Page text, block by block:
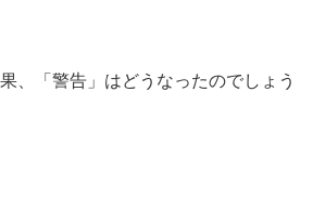
、「警告」はどうなったのでしょう